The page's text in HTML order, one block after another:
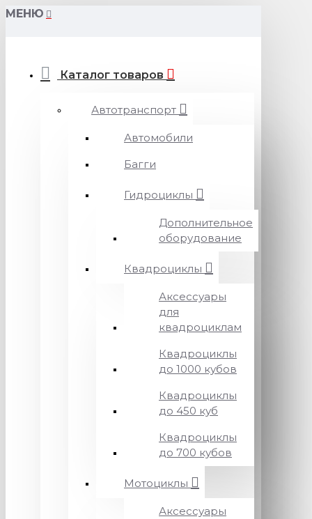
МЕНЮ
Каталог товаров
Автотранспорт
Автомобили
Багги
Гидроциклы
Дополнительное
оборудование
Квадроциклы
Аксессуары
для
квадроциклам
Квадроциклы
до 1000 кубов
Квадроциклы
до 450 куб
Квадроциклы
до 700 кубов
Мотоциклы
Аксессуары